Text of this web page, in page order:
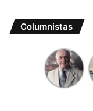
Columnistas